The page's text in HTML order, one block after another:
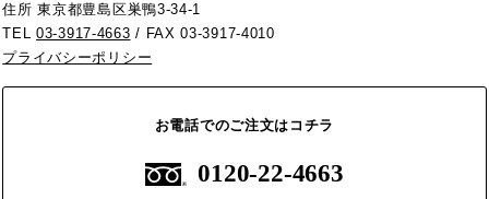
住所 東京都豊島区巣鴨3-34-1
TEL03-3917-4663 / FAX 03-3917-4010
プライバシーポリシー
お電話でのご注文はコチラ
0120-22-4663